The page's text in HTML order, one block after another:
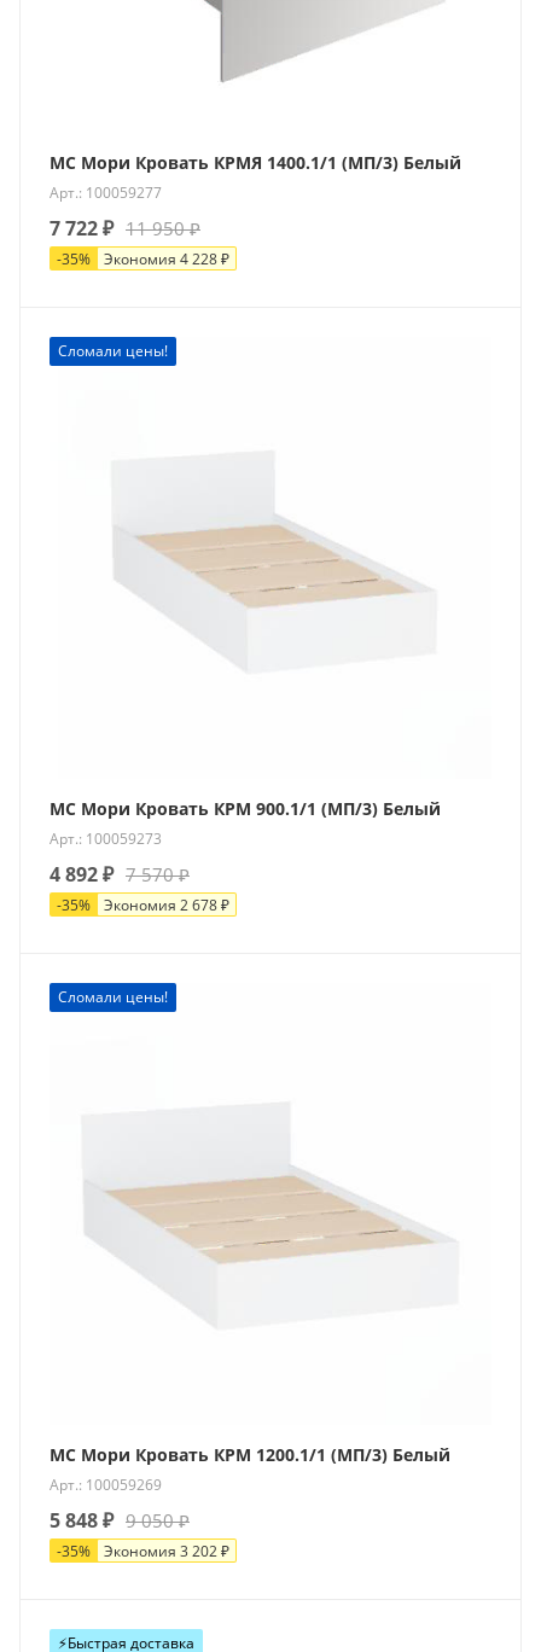
МС Мори Кровать КРМЯ 1400.1/1 (МП/3) Белый
Арт.: 100059277
7 722₽ 11 950₽
-35% Экономия 4 228₽
Сломали цены!
МС Мори Кровать КРМ 900.1/1 (МП/3) Белый
Арт.: 100059273
4 892₽ 7 570₽
-35% Экономия 2 678₽
Сломали цены!
МС Мори Кровать КРМ 1200.1/1 (МП/3) Белый
Арт.: 100059269
5 848₽ 9 050₽
-35% Экономия 3 202₽
⚡️Быстрая доставка